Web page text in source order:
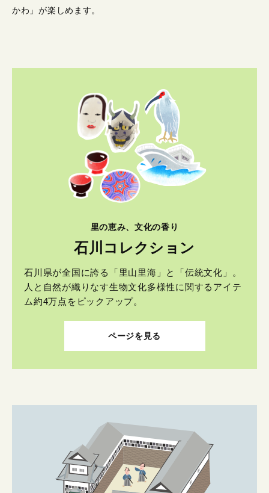
かわ」が楽しめます。
里の恵み、文化の香り
石川コレクション
石川県が全国に誇る「里山里海」と「伝統文化」。
人と自然が織りなす生物文化多様性に関するアイテ
ム約4万点をピックアップ。
ページを見る